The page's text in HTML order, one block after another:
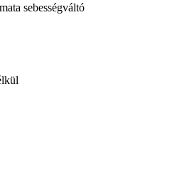
sebességváltó